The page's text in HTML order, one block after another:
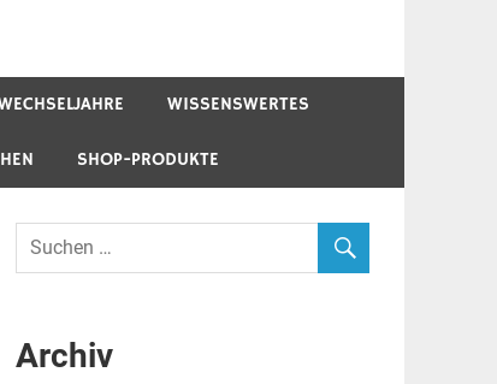
WISSENSWERTES
SHOP-PRODUKTE
Archiv